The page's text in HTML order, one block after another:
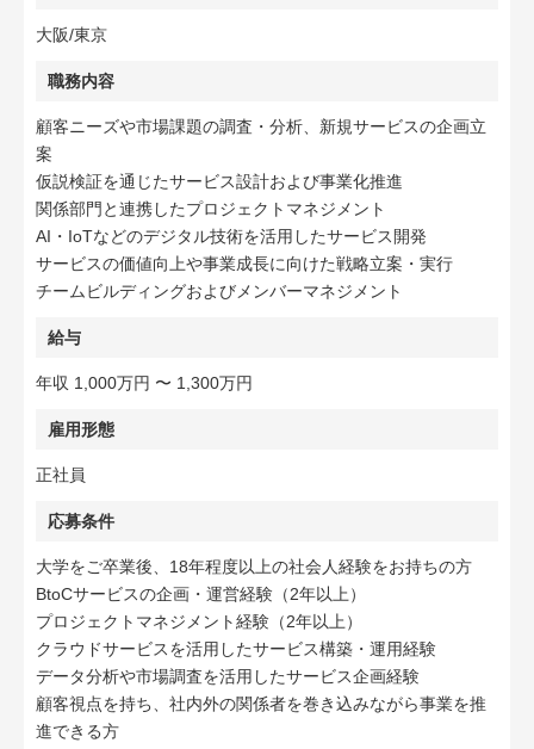
大阪/東京
職務内容
顧客ニーズや市場課題の調査・分析、新規サービスの企画立
案
仮説検証を通じたサービス設計および事業化推進
関係部門と連携したプロジェクトマネジメント
AI・IoTなどのデジタル技術を活用したサービス開発
サービスの価値向上や事業成長に向けた戦略立案・実行
チームビルディングおよびメンバーマネジメント
給与
年収 1,000万円 〜 1,300万円
雇用形態
正社員
応募条件
大学をご卒業後、18年程度以上の社会人経験をお持ちの方
BtoCサービスの企画・運営経験（2年以上）
プロジェクトマネジメント経験（2年以上）
クラウドサービスを活用したサービス構築・運用経験
データ分析や市場調査を活用したサービス企画経験
顧客視点を持ち、社内外の関係者を巻き込みながら事業を推
進できる方